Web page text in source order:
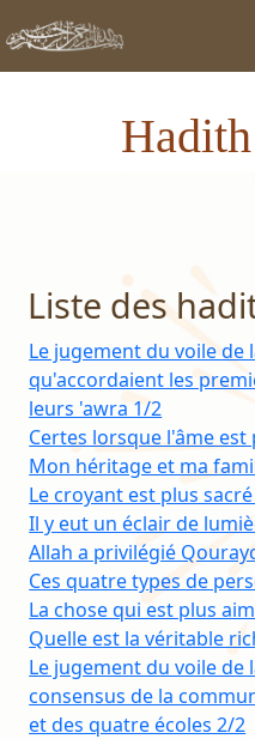
Liste des
Le jugement du voile
qu'accordaient les
leurs 'awra 1/2
Certes lorsque l'âme
Mon héritage et ma
Le croyant est plus
Il y eut un éclair de
Allah a privilégié
Ces quatre types de
La chose qui est plus
Quelle est la véritable
Le jugement du voile de
consensus de la
et des quatre écoles 2/2